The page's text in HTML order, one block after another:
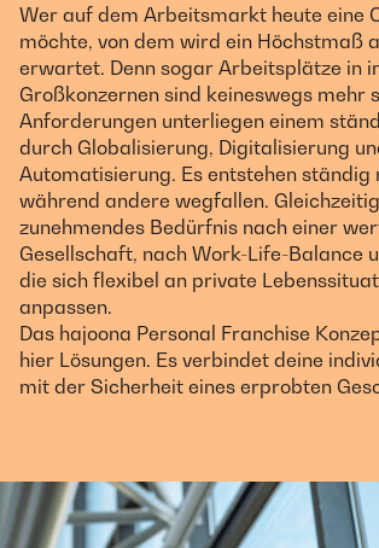
Wer auf dem Arbeitsmarkt heute eine
möchte, von dem wird ein Höchstmaß
erwartet. Denn sogar Arbeitsplätze in
Großkonzernen sind keineswegs mehr
Anforderungen unterliegen einem
durch Globalisierung, Digitalisierung
Automatisierung. Es entstehen ständig
während andere wegfallen.
zunehmendes Bedürfnis nach einer
Gesellschaft, nach Work-Life-Balance
die sich flexibel an private
anpassen.
Das hajoona Personal Franchise
hier Lösungen. Es verbindet deine
mit der Sicherheit eines erprobten